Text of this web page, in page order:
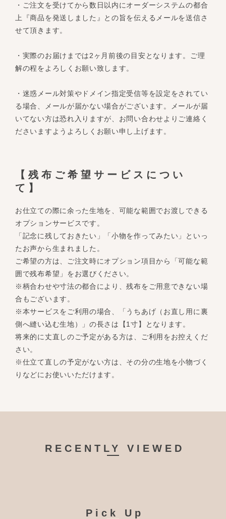
・ご注文を受けてから数日以内にオーダーシステムの都合
上『商品を発送しました』との旨を伝えるメールを送信さ
せて頂きます。
・実際のお届けまでは2ヶ月前後の目安となります。ご理
解の程をよろしくお願い致します。
・迷惑メール対策やドメイン指定受信等を設定をされてい
る場合、メールが届かない場合がございます。メールが届
いてない方は恐れ入りますが、お問い合わせよりご連絡く
ださいますようよろしくお願い申し上げます。
【残布ご希望サービスについ
て】
お仕立ての際に余った生地を、可能な範囲でお渡しできる
オプションサービスです。
「記念に残しておきたい」「小物を作ってみたい」といっ
たお声から生まれました。
ご希望の方は、ご注文時にオプション項目から「可能な範
囲で残布希望」をお選びください。
※柄合わせや寸法の都合により、残布をご用意できない場
合もございます。
※本サービスをご利用の場合、「うちあげ（お直し用に裏
側へ縫い込む生地）」の長さは【1寸】となります。
将来的に丈直しのご予定がある方は、ご利用をお控えくだ
さい。
※仕立て直しの予定がない方は、その分の生地を小物づく
りなどにお使いいただけます。
RECENTLY VIEWED
Pick Up